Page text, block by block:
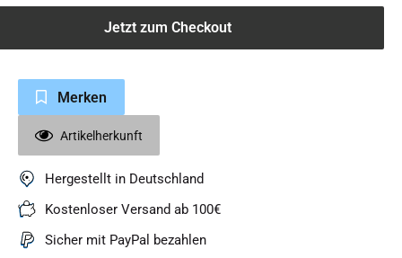
Jetzt zum Checkout
Merken
Artikelherkunft
Hergestellt in Deutschland
Kostenloser Versand ab 100€
Sicher mit PayPal bezahlen